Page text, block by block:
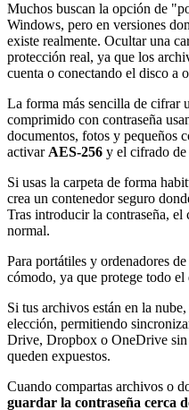
Muchos buscan la opción de
Windows, pero en versiones
existe realmente. Ocultar una
protección real, ya que los
cuenta o conectando el disco a
La forma más sencilla de cifrar
comprimido con contraseña
documentos, fotos y pequeños
activar AES-256 y el cifrado de
Si usas la carpeta de forma
crea un contenedor seguro
Tras introducir la contraseña,
normal.
Para portátiles y ordenadores
cómodo, ya que protege todo el
Si tus archivos están en la nube,
elección, permitiendo
Drive, Dropbox o OneDrive sin
queden expuestos.
Cuando compartas archivos o
guardar la contraseña cerca